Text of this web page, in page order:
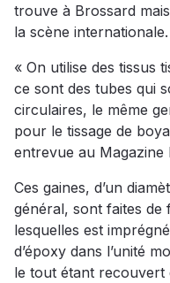
trouve à Brossard
la scène internationale.
« On utilise des tissus
ce sont des tubes qui
circulaires, le même
pour le tissage de
entrevue au Magazine
Ces gaines, d’un
général, sont faites de
lesquelles est
d’époxy dans l’unité
le tout étant recouvert